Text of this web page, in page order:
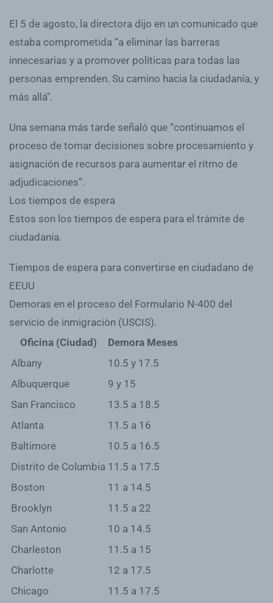
El 5 de agosto, la directora dijo en un comunicado que
estaba comprometida “a eliminar las barreras
innecesarias y a promover políticas para todas las
personas emprenden. Su camino hacia la ciudadanía, y
más allá".
Una semana más tarde señaló que “continuamos el
proceso de tomar decisiones sobre procesamiento y
asignación de recursos para aumentar el ritmo de
adjudicaciones”.
Los tiempos de espera
Estos son los tiempos de espera para el trámite de
ciudadanía.
Tiempos de espera para convertirse en ciudadano de
EEUU
Demoras en el proceso del Formulario N-400 del
servicio de inmigraciòn (USCIS).
Oficina (Ciudad)
Demora Meses
Albany
10.5 y 17.5
Albuquerque
9 y 15
San Francisco
13.5 a 18.5
Atlanta
11.5 a 16
Baltimore
10.5 a 16.5
Distrito de Columbia 11.5 a 17.5
Boston
11 a 14.5
Brooklyn
11.5 a 22
San Antonio
10 a 14.5
Charleston
11.5 a 15
Charlotte
12 a 17.5
Chicago
11.5 a 17.5